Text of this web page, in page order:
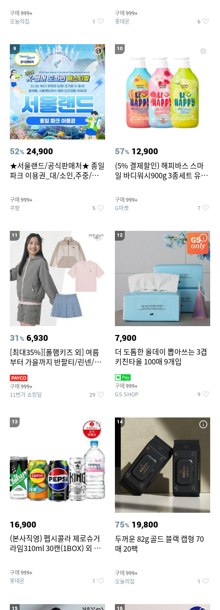
구매 999+
오늘의집 1
구매 999+
롯데온 6
9
52% 24,900
★서울랜드/공식판매처★ 종일
파크 이용권_대/소인,주중/주
구매 999+
쿠팡 5
10
57% 12,900
(5% 결제할인) 해피바스 스마
일 바디워시900g 3종세트 유
구매 999+
G마켓 7
11
31% 6,930
[최대35%][폴햄키즈 외] 여름
부터 가을까지 반팔티/린넨/맨
구매 999+
11번가 쇼킹딜 29
12
7,900
더 도톰한 올데이 뽑아쓰는 3겹
키친타올 100매 9개입
구매 999+
GS SHOP 9
13
16,900
(본사직영) 펩시콜라 제로슈거
라임310ml 30캔(1BOX) 외 롯
구매 999+
롯데온 1
14
75% 19,800
두꺼운 82g 골드 블랙 캡형 70
매 20팩
구매 999+
오늘의집 1
15 16